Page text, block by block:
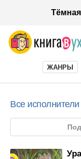
ЖАНРЫ
Все исполнители